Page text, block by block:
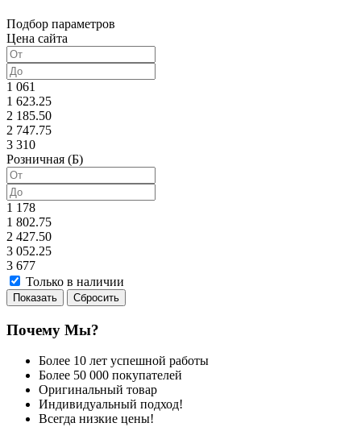
Подбор параметров
Цена сайта
1 061
1 623.25
2 185.50
2 747.75
3 310
Розничная (Б)
1 178
1 802.75
2 427.50
3 052.25
3 677
Только в наличии
Почему Мы?
Более 10 лет успешной работы
Более 50 000 покупателей
Оригинальный товар
Индивидуальный подход!
Всегда низкие цены!